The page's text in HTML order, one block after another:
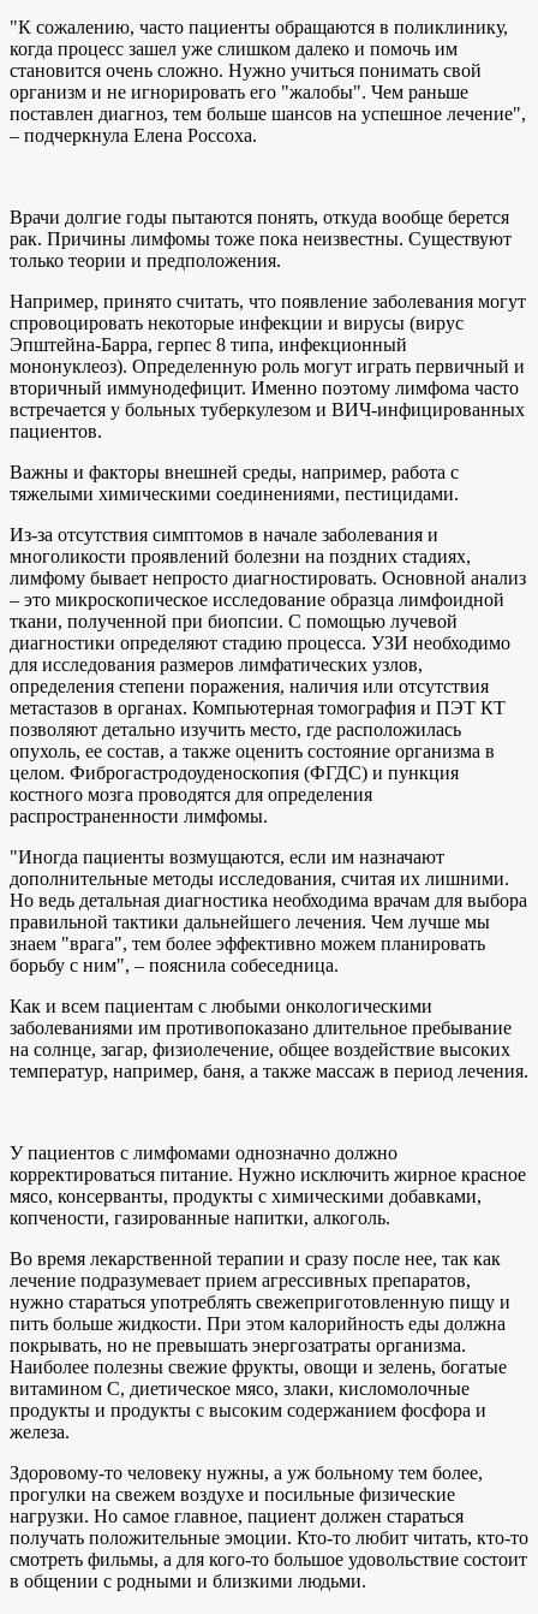
"К сожалению, часто пациенты обращаются в поликлинику,
когда процесс зашел уже слишком далеко и помочь им
становится очень сложно. Нужно учиться понимать свой
организм и не игнорировать его "жалобы". Чем раньше
поставлен диагноз, тем больше шансов на успешное лечение",
– подчеркнула Елена Россоха.
Врачи долгие годы пытаются понять, откуда вообще берется
рак. Причины лимфомы тоже пока неизвестны. Существуют
только теории и предположения.
Например, принято считать, что появление заболевания могут
спровоцировать некоторые инфекции и вирусы (вирус
Эпштейна-Барра, герпес 8 типа, инфекционный
мононуклеоз). Определенную роль могут играть первичный и
вторичный иммунодефицит. Именно поэтому лимфома часто
встречается у больных туберкулезом и ВИЧ-инфицированных
пациентов.
Важны и факторы внешней среды, например, работа с
тяжелыми химическими соединениями, пестицидами.
Из-за отсутствия симптомов в начале заболевания и
многоликости проявлений болезни на поздних стадиях,
лимфому бывает непросто диагностировать. Основной анализ
– это микроскопическое исследование образца лимфоидной
ткани, полученной при биопсии. С помощью лучевой
диагностики определяют стадию процесса. УЗИ необходимо
для исследования размеров лимфатических узлов,
определения степени поражения, наличия или отсутствия
метастазов в органах. Компьютерная томография и ПЭТ КТ
позволяют детально изучить место, где расположилась
опухоль, ее состав, а также оценить состояние организма в
целом. Фиброгастродоуденоскопия (ФГДС) и пункция
костного мозга проводятся для определения
распространенности лимфомы.
"Иногда пациенты возмущаются, если им назначают
дополнительные методы исследования, считая их лишними.
Но ведь детальная диагностика необходима врачам для выбора
правильной тактики дальнейшего лечения. Чем лучше мы
знаем "врага", тем более эффективно можем планировать
борьбу с ним", – пояснила собеседница.
Как и всем пациентам с любыми онкологическими
заболеваниями им противопоказано длительное пребывание
на солнце, загар, физиолечение, общее воздействие высоких
температур, например, баня, а также массаж в период лечения.
У пациентов с лимфомами однозначно должно
корректироваться питание. Нужно исключить жирное красное
мясо, консерванты, продукты с химическими добавками,
копчености, газированные напитки, алкоголь.
Во время лекарственной терапии и сразу после нее, так как
лечение подразумевает прием агрессивных препаратов,
нужно стараться употреблять свежеприготовленную пищу и
пить больше жидкости. При этом калорийность еды должна
покрывать, но не превышать энергозатраты организма.
Наиболее полезны свежие фрукты, овощи и зелень, богатые
витамином C, диетическое мясо, злаки, кисломолочные
продукты и продукты с высоким содержанием фосфора и
железа.
Здоровому-то человеку нужны, а уж больному тем более,
прогулки на свежем воздухе и посильные физические
нагрузки. Но самое главное, пациент должен стараться
получать положительные эмоции. Кто-то любит читать, кто-то
смотреть фильмы, а для кого-то большое удовольствие состоит
в общении с родными и близкими людьми.